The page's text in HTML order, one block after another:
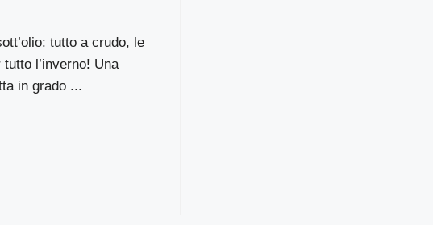
tutto a crudo, le
l’inverno! Una
in grado ...